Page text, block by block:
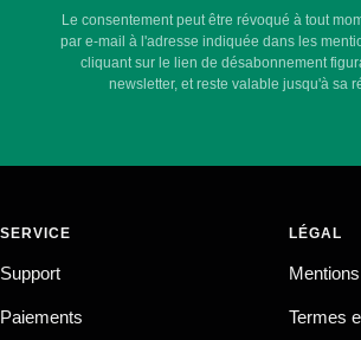
Le consentement peut être révoqué à tout
par e-mail à l'adresse indiquée dans les
cliquant sur le lien de désabonnement
newsletter, et reste valable jusqu'à sa
SERVICE
Support
Paiements
LÉGAL
Termes